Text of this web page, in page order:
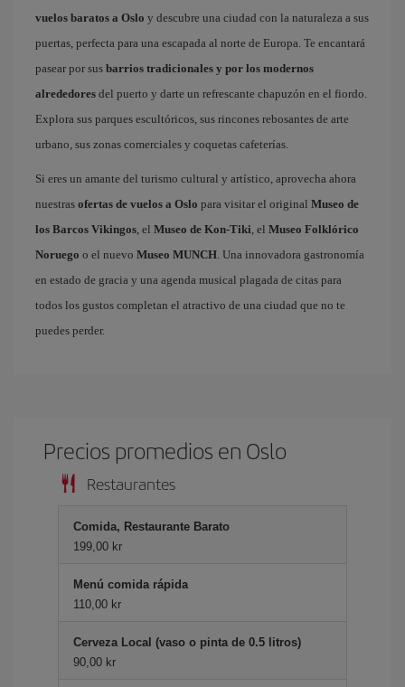
vuelos baratos a Oslo y descubre una ciudad con la naturaleza a sus
puertas, perfecta para una escapada al norte de Europa. Te encantará
pasear por sus barrios tradicionales y por los modernos
alrededores del puerto y darte un refrescante chapuzón en el fiordo.
Explora sus parques escultóricos, sus rincones rebosantes de arte
urbano, sus zonas comerciales y coquetas cafeterías.
Si eres un amante del turismo cultural y artístico, aprovecha ahora
nuestras ofertas de vuelos a Oslo para visitar el original Museo de
los Barcos Vikingos, el Museo de Kon-Tiki, el Museo Folklórico
Noruego o el nuevo Museo MUNCH. Una innovadora gastronomía
en estado de gracia y una agenda musical plagada de citas para
todos los gustos completan el atractivo de una ciudad que no te
puedes perder.
Precios promedios en Oslo
Restaurantes
Comida, Restaurante Barato
199,00 kr
Menú comida rápida
110,00 kr
Cerveza Local (vaso o pinta de 0.5 litros)
90,00 kr